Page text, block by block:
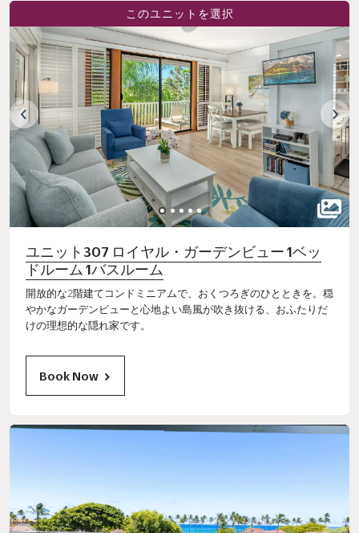
このユニットを選択
ユニット307 ロイヤル・ガーデンビュー 1ベッ
ドルーム 1バスルーム
開放的な2階建てコンドミニアムで、おくつろぎのひとときを。穏
やかなガーデンビューと心地よい島風が吹き抜ける、おふたりだ
けの理想的な隠れ家です。
Book Now